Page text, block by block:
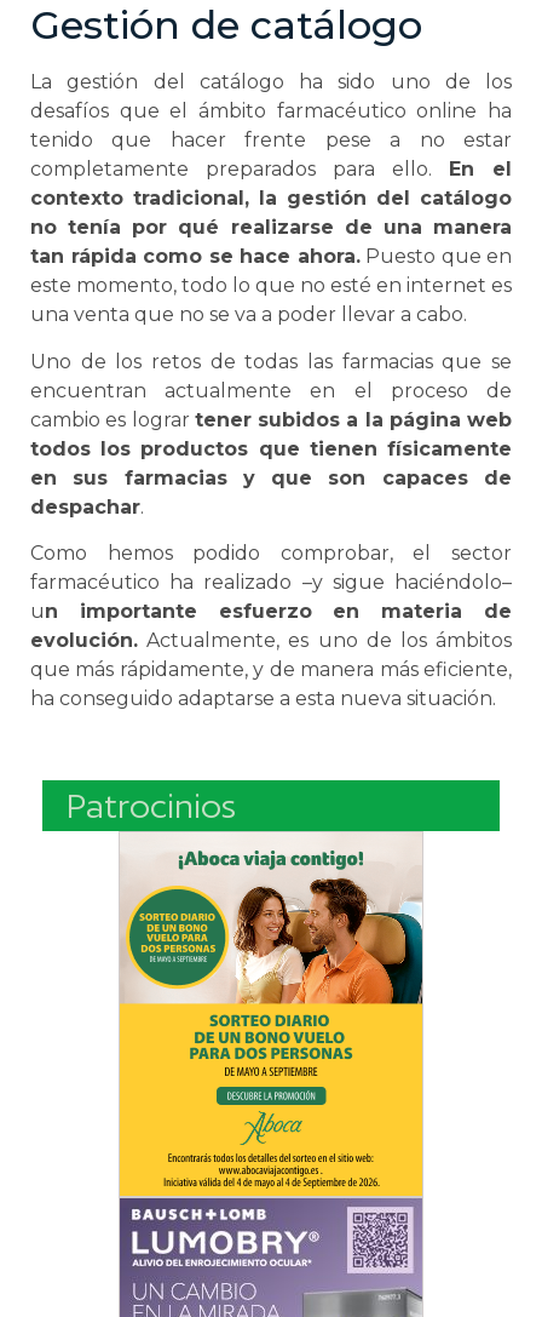
Gestión de catálogo
La gestión del catálogo ha sido uno de los
desafíos que el ámbito farmacéutico online ha
tenido que hacer frente pese a no estar
completamente preparados para ello.
En el
contexto tradicional, la gestión del catálogo
no tenía por qué realizarse de una manera
tan rápida como se hace ahora.Puesto que en
este momento, todo lo que no esté en internet es
una venta que no se va a poder llevar a cabo.
Uno de los retos de todas las farmacias que se
encuentran actualmente en el proceso de
cambio es lograr tener subidos a la página web
todos los productos que tienen físicamente
en sus farmacias y que son capaces de
despachar.
Como hemos podido comprobar, el sector
farmacéutico ha realizado –y sigue haciéndolo–
un importante esfuerzo en materia de
evolución. Actualmente, es uno de los ámbitos
que más rápidamente, y de manera más eficiente,
ha conseguido adaptarse a esta nueva situación.
Patrocinios